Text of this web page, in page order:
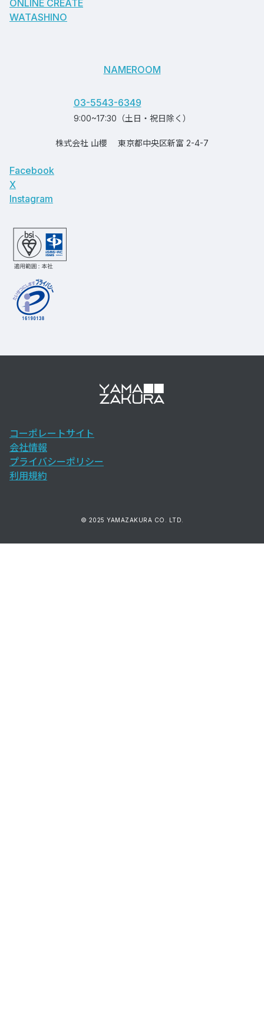
ONLINE CREATE
WATASHINO
NAMEROOM
03-5543-6349
9:00~17:30（土日・祝日除く）
株式会社 山櫻 東京都中央区新富 2-4-7
Facebook
X
Instagram
コーポレートサイト
会社情報
プライバシーポリシー
利用規約
© 2025 YAMAZAKURA CO. LTD.